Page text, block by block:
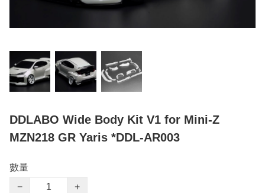
DDLABO Wide Body Kit V1 for Mini-Z
MZN218 GR Yaris *DDL-AR003
數量
−
+